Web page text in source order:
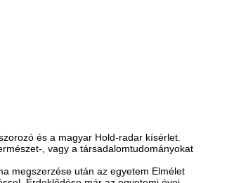
és a magyar Hold-radar kísérlet.
, vagy a társadalomtudományokat
megszerzése után az egyetem Elmélet